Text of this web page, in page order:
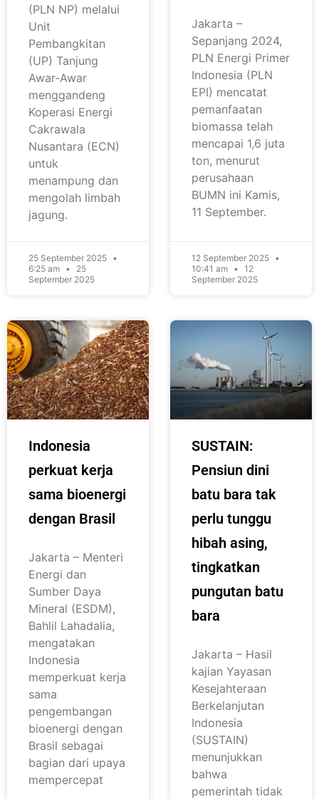
(PLN NP) melalui
Unit
Pembangkitan
(UP) Tanjung
Awar-Awar
menggandeng
Koperasi Energi
Cakrawala
Nusantara (ECN)
untuk
menampung dan
mengolah limbah
jagung.
25 September 2025
6:25 am
25
September 2025
Jakarta –
Sepanjang 2024,
PLN Energi Primer
Indonesia (PLN
EPI) mencatat
pemanfaatan
biomassa telah
mencapai 1,6 juta
ton, menurut
perusahaan
BUMN ini Kamis,
11 September.
12 September 2025
10:41 am
12
September 2025
Indonesia
perkuat kerja
sama bioenergi
dengan Brasil
Jakarta – Menteri
Energi dan
Sumber Daya
Mineral (ESDM),
Bahlil Lahadalia,
mengatakan
Indonesia
memperkuat kerja
sama
pengembangan
bioenergi dengan
Brasil sebagai
bagian dari upaya
mempercepat
SUSTAIN:
Pensiun dini
batu bara tak
perlu tunggu
hibah asing,
tingkatkan
pungutan batu
bara
Jakarta – Hasil
kajian Yayasan
Kesejahteraan
Berkelanjutan
Indonesia
(SUSTAIN)
menunjukkan
bahwa
pemerintah tidak